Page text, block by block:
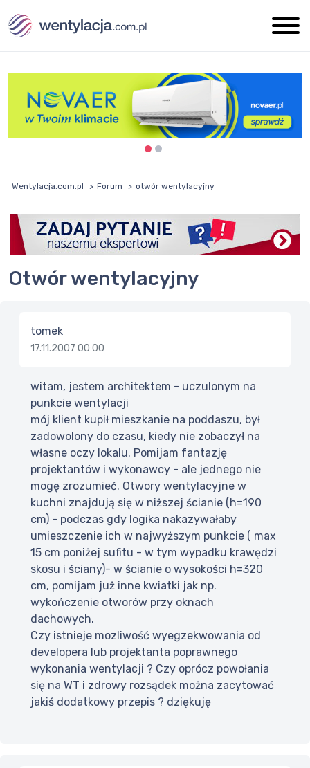
Wentylacja.com.pl Forum otwór wentylacyjny
otwór wentylacyjny
tomek
17.11.2007 00:00
witam, jestem architektem - uczulonym na
punkcie wentylacji
mój klient kupił mieszkanie na poddaszu, był
zadowolony do czasu, kiedy nie zobaczył na
własne oczy lokalu. Pomijam fantazję
projektantów i wykonawcy - ale jednego nie
mogę zrozumieć. Otwory wentylacyjne w
kuchni znajdują się w niższej ścianie (h=190
cm) - podczas gdy logika nakazywałaby
umieszczenie ich w najwyższym punkcie ( max
15 cm poniżej sufitu - w tym wypadku krawędzi
skosu i ściany)- w ścianie o wysokości h=320
cm, pomijam już inne kwiatki jak np.
wykończenie otworów przy oknach
dachowych.
Czy istnieje mozliwość wyegzekwowania od
developera lub projektanta poprawnego
wykonania wentylacji ? Czy oprócz powołania
się na WT i zdrowy rozsądek można zacytować
jakiś dodatkowy przepis ? dziękuję